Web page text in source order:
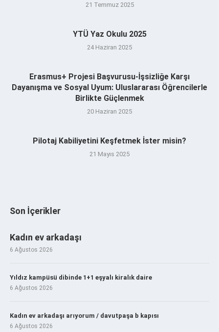
21 Temmuz 2025
YTÜ Yaz Okulu 2025
24 Haziran 2025
Erasmus+ Projesi Başvurusu-İşsizliğe Karşı
Dayanışma ve Sosyal Uyum: Uluslararası Öğrencilerle
Birlikte Güçlenmek
20 Haziran 2025
Pilotaj Kabiliyetini Keşfetmek İster misin?
21 Mayıs 2025
Son İçerikler
Kadın ev arkadaşı
6 Ağustos 2026
Yıldız kampüsü dibinde 1+1 eşyalı kiralık daire
6 Ağustos 2026
Kadın ev arkadaşı arıyorum / davutpaşa b kapısı
6 Ağustos 2026